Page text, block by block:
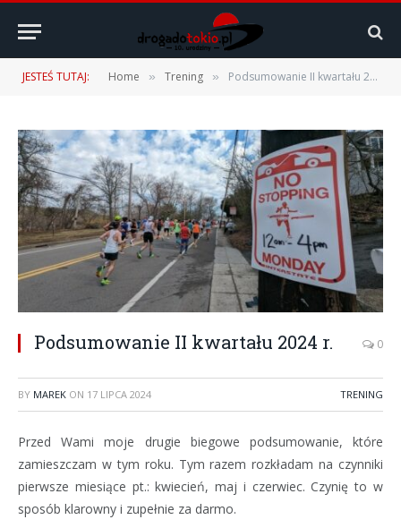
JESTEŚ TUTAJ: Home » Trening » Podsumowanie II kwartału 2024 r.
Podsumowanie II kwartału 2024 r. 0
BY MAREK ON 17 LIPCA 2024 TRENING
Przed Wami moje drugie biegowe podsumowanie, które
zamieszczam w tym roku. Tym razem rozkładam na czynniki
pierwsze miesiące pt.: kwiecień, maj i czerwiec. Czynię to w
sposób klarowny i zupełnie za darmo.